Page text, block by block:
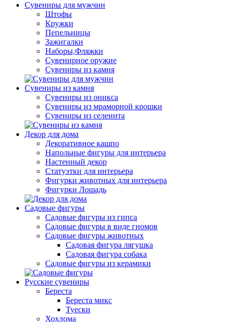
Сувениры для мужчин
Штофы
Кружки
Пепельницы
Зажигалки
Наборы,Фляжки
Сувенирное оружие
Сувениры из камня
Сувениры из камня
Сувениры из оникса
Сувениры из мраморной крошки
Сувениры из селенита
Декор для дома
Декоративное кашпо
Напольные фигуры для интерьера
Настенный декор
Статуэтки для интерьера
Фигурки животных для интерьера
Фигурки Лошадь
Садовые фигуры
Садовые фигуры из гипса
Садовые фигуры в виде гномов
Садовые фигуры животных
Садовая фигура лягушка
Садовая фигура собака
Садовые фигуры из керамики
Русские сувениры
Береста
Береста микс
Туески
Хохлома